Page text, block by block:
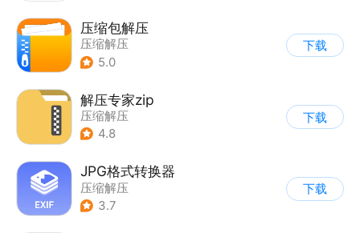
压缩包解压
压缩解压
5.0
下载
解压专家zip
压缩解压
4.8
下载
JPG格式转换器
压缩解压
3.7
下载